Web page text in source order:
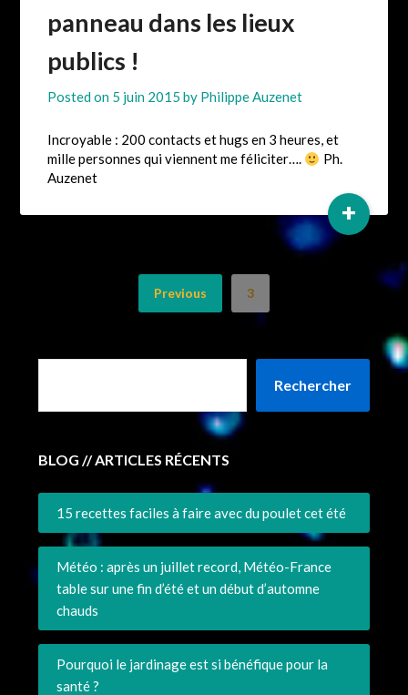
panneau dans les lieux
publics !
Posted on 5 juin 2015 by Philippe Auzenet
Incroyable : 200 contacts et hugs en 3 heures, et
mille personnes qui viennent me féliciter….
Ph.
Auzenet
+
Previous 3
Rechercher
BLOG // ARTICLES RÉCENTS
15 recettes faciles à faire avec du poulet cet été
Météo : après un juillet record, Météo-France
table sur une fin d’été et un début d’automne
chauds
Pourquoi le jardinage est si bénéfique pour la
santé ?